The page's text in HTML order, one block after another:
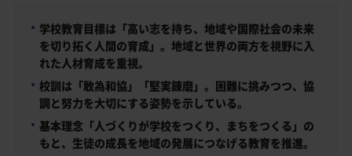
学校教育目標は「高い志を持ち、地域や国際社会の未来
を切り拓く人間の育成」。地域と世界の両方を視野に入
れた人材育成を重視。
校訓は「敢為和協」「堅実錬磨」。困難に挑みつつ、協
調と努力を大切にする姿勢を示している。
基本理念「人づくりが学校をつくり、まちをつくる」の
もと、生徒の成長を地域の発展につなげる教育を推進。